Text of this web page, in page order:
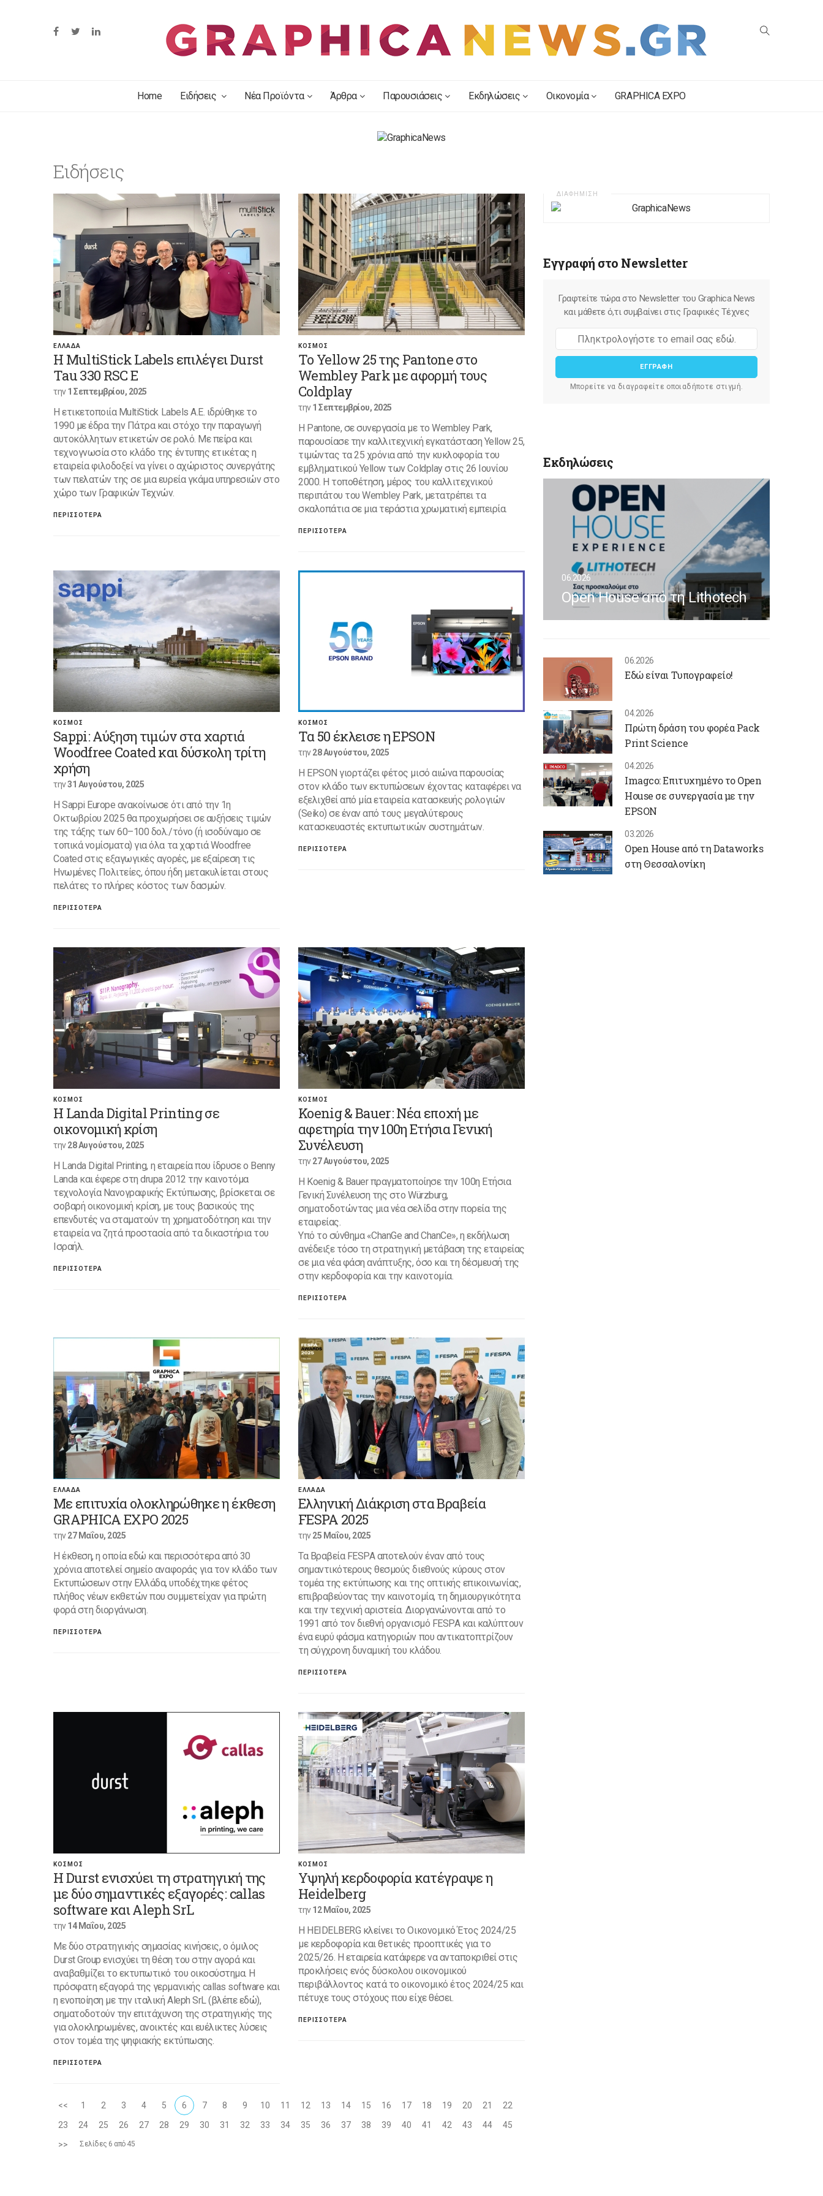
Home Ειδήσεις Νέα Προϊόντα Άρθρα Παρουσιάσεις Εκδηλώσεις Οικονομία GRAPHICA EXPO
Ειδήσεις
ΕΛΛΑΔΑ
Η MultiStick Labels επιλέγει Durst
Tau 330 RSC E
την1 Σεπτεμβρίου, 2025
Η ετικετοποιία MultiStick Labels A.E. ιδρύθηκε το
1990 με έδρα την Πάτρα και στόχο την παραγωγή
αυτοκόλλητων ετικετών σε ρολό. Με πείρα και
τεχνογνωσία στο κλάδο της έντυπης ετικέτας η
εταιρεία φιλοδοξεί να γίνει ο αχώριστος συνεργάτης
των πελατών της σε μια ευρεία γκάμα υπηρεσιών στο
χώρο των Γραφικών Τεχνών.
ΠΕΡΙΣΣΟΤΕΡΑ
ΚΟΣΜΟΣ
Το Yellow 25 της Pantone στο
Wembley Park με αφορμή τους
Coldplay
την1 Σεπτεμβρίου, 2025
H Pantone, σε συνεργασία με το Wembley Park,
παρουσίασε την καλλιτεχνική εγκατάσταση Yellow 25,
τιμώντας τα 25 χρόνια από την κυκλοφορία του
εμβληματικού Yellow των Coldplay στις 26 Ιουνίου
2000. Η τοποθέτηση, μέρος του καλλιτεχνικού
περιπάτου του Wembley Park, μετατρέπει τα
σκαλοπάτια σε μια τεράστια χρωματική εμπειρία.
ΠΕΡΙΣΣΟΤΕΡΑ
ΚΟΣΜΟΣ
Sappi: Αύξηση τιμών στα χαρτιά
Woodfree Coated και δύσκολη τρίτη
χρήση
την31 Αυγούστου, 2025
Η Sappi Europe ανακοίνωσε ότι από την 1η
Οκτωβρίου 2025 θα προχωρήσει σε αυξήσεις τιμών
της τάξης των 60–100 δολ./τόνο (ή ισοδύναμο σε
τοπικά νομίσματα) για όλα τα χαρτιά Woodfree
Coated στις εξαγωγικές αγορές, με εξαίρεση τις
Ηνωμένες Πολιτείες, όπου ήδη μετακυλίεται στους
πελάτες το πλήρες κόστος των δασμών.
ΠΕΡΙΣΣΟΤΕΡΑ
ΚΟΣΜΟΣ
Τα 50 έκλεισε η EPSON
την28 Αυγούστου, 2025
Η EPSON γιορτάζει φέτος μισό αιώνα παρουσίας
στον κλάδο των εκτυπώσεων έχοντας καταφέρει να
εξελιχθεί από μία εταιρεία κατασκευής ρολογιών
(Seiko) σε έναν από τους μεγαλύτερους
κατασκευαστές εκτυπωτικών συστημάτων.
ΠΕΡΙΣΣΟΤΕΡΑ
ΚΟΣΜΟΣ
Η Landa Digital Printing σε
οικονομική κρίση
την28 Αυγούστου, 2025
Η Landa Digital Printing, η εταιρεία που ίδρυσε ο Benny
Landa και έφερε στη drupa 2012 την καινοτόμα
τεχνολογία Νανογραφικής Εκτύπωσης, βρίσκεται σε
σοβαρή οικονομική κρίση, με τους βασικούς της
επενδυτές να σταματούν τη χρηματοδότηση και την
εταιρεία να ζητά προστασία από τα δικαστήρια του
Ισραήλ.
ΠΕΡΙΣΣΟΤΕΡΑ
ΚΟΣΜΟΣ
Koenig & Bauer: Νέα εποχή με
αφετηρία την 100η Ετήσια Γενική
Συνέλευση
την27 Αυγούστου, 2025
Η Koenig & Bauer πραγματοποίησε την 100η Ετήσια
Γενική Συνέλευση της στο Würzburg,
σηματοδοτώντας μια νέα σελίδα στην πορεία της
εταιρείας.
Υπό το σύνθημα «ChanGe and ChanCe», η εκδήλωση
ανέδειξε τόσο τη στρατηγική μετάβαση της εταιρείας
σε μια νέα φάση ανάπτυξης, όσο και τη δέσμευσή της
στην κερδοφορία και την καινοτομία.
ΠΕΡΙΣΣΟΤΕΡΑ
ΕΛΛΑΔΑ
Με επιτυχία ολοκληρώθηκε η έκθεση
GRAPHICA EXPO 2025
την27 Μαΐου, 2025
Η έκθεση, η οποία εδώ και περισσότερα από 30
χρόνια αποτελεί σημείο αναφοράς για τον κλάδο των
Εκτυπώσεων στην Ελλάδα, υποδέχτηκε φέτος
πλήθος νέων εκθετών που συμμετείχαν για πρώτη
φορά στη διοργάνωση.
ΠΕΡΙΣΣΟΤΕΡΑ
ΕΛΛΑΔΑ
Ελληνική Διάκριση στα Βραβεία
FESPA 2025
την25 Μαΐου, 2025
Τα Βραβεία FESPA αποτελούν έναν από τους
σημαντικότερους θεσμούς διεθνούς κύρους στον
τομέα της εκτύπωσης και της οπτικής επικοινωνίας,
επιβραβεύοντας την καινοτομία, τη δημιουργικότητα
και την τεχνική αριστεία. Διοργανώνονται από το
1991 από τον διεθνή οργανισμό FESPA και καλύπτουν
ένα ευρύ φάσμα κατηγοριών που αντικατοπτρίζουν
τη σύγχρονη δυναμική του κλάδου.
ΠΕΡΙΣΣΟΤΕΡΑ
ΚΟΣΜΟΣ
Η Durst ενισχύει τη στρατηγική της
με δύο σημαντικές εξαγορές: callas
software και Aleph SrL
την14 Μαΐου, 2025
Με δύο στρατηγικής σημασίας κινήσεις, ο όμιλος
Durst Group ενισχύει τη θέση του στην αγορά και
αναβαθμίζει το εκτυπωτικό του οικοσύστημα. Η
πρόσφατη εξαγορά της γερμανικής callas software και
η ενοποίηση με την ιταλική Aleph SrL (βλέπε εδώ),
σηματοδοτούν την επιτάχυνση της στρατηγικής της
για ολοκληρωμένες, ανοικτές και ευέλικτες λύσεις
στον τομέα της ψηφιακής εκτύπωσης.
ΠΕΡΙΣΣΟΤΕΡΑ
ΚΟΣΜΟΣ
Υψηλή κερδοφορία κατέγραψε η
Heidelberg
την12 Μαΐου, 2025
H HEIDELBERG κλείνει το Οικονομικό Έτος 2024/25
με κερδοφορία και θετικές προοπτικές για το
2025/26. Η εταιρεία κατάφερε να ανταποκριθεί στις
προκλήσεις ενός δύσκολου οικονομικού
περιβάλλοντος κατά το οικονομικό έτος 2024/25 και
πέτυχε τους στόχους που είχε θέσει.
ΠΕΡΙΣΣΟΤΕΡΑ
<< 1 2 3 4 5 6 7 8 9 10 11 12 13 14 15 16 17 18 19 20 21
22
23
24 25 26 27 28 29 30 31 32 33 34 35 36 37 38 39 40 41 42 43 44
45
>>
Σελίδες 6 από 45
ΔΙΑΦΗΜΙΣΗ
Εγγραφή στο Newsletter
Γραφτείτε τώρα στο Newsletter του Graphica News
και μάθετε ό,τι συμβαίνει στις Γραφικές Τέχνες
ΕΓΓΡΑΦΗ
Μπορείτε να διαγραφείτε οποιαδήποτε στιγμή.
Εκδηλώσεις
06.2026
Open House από τη Lithotech
06.2026
Εδώ είναι Τυπογραφείο!
04.2026
Πρώτη δράση του φορέα Pack
Print Science
04.2026
Imagco: Επιτυχημένο το Open
House σε συνεργασία με την
EPSON
03.2026
Open House από τη Dataworks
στη Θεσσαλονίκη